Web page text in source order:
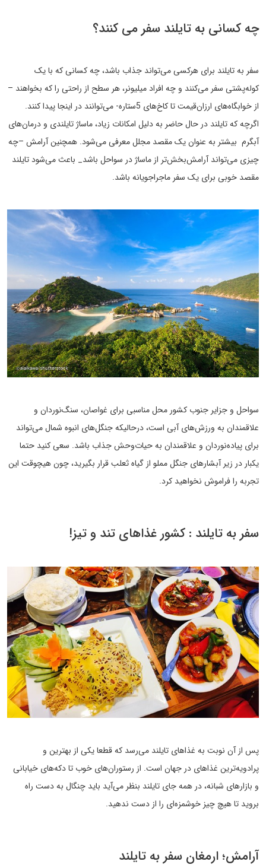
چه کسانی به تایلند سفر می کنند؟
سفر به تایلند برای هرکسی می‌تواند جذاب باشد، چه کسانی که با یک
کوله‌پشتی سفر می‌کنند و چه افراد میلیونر، هر سطح از راحتی را که بخواهند –
از خوابگاه‌های ارزان‌قیمت تا کاخ‌های 5ستاره- می‌توانند در اینجا پیدا کنند.
اگرچه که تایلند در حال حاضر به دلیل امکانات زیاد، ماساژ تایلندی و درمان‌های
آبگرم بیشتر به عنوان یک مقصد مجلل معرفی می‌شود. همچنین آرامش –چه
چیزی می‌تواند آرامش‌بخش‌تر از ماساژ در سواحل باشد_ باعث می‌شود تایلند
مقصد خوبی برای یک سفر ماجراجویانه باشد.
سواحل و جزایر جنوب کشور محل مناسبی برای غواصان، سنگ‌نوردان و
علاقمندان به ورزش‌های آبی است، درحالیکه جنگل‌های انبوه شمال می‌تواند
برای پیاده‌نوردان و علاقمندان به حیات‌وحش جذاب باشد. سعی کنید حتما
یکبار در زیر آبشارهای جنگل مملو از گیاه ثعلب قرار بگیرید، چون هیچوقت این
تجربه را فراموش نخواهید کرد.
سفر به تایلند : کشور غذاهای تند و تیز!
پس از آن نوبت به غذاهای تایلند می‌رسد که قطعا یکی از بهترین و
پرادویه‌ترین غذاهای در جهان است. از رستوران‌های خوب تا دکه‌های خیابانی
و بازارهای شبانه، در همه جای تایلند بنظر می‌آید باید چنگال به دست راه
بروید تا هیچ چیز خوشمزه‌ای را از دست ندهید.
آرامش؛ ارمغان سفر به تایلند